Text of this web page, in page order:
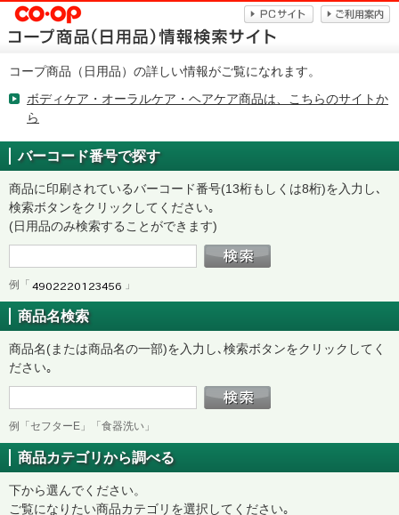
コープ商品（日用品）の詳しい情報がご覧になれます。
ボディケア・オーラルケア・ヘアケア商品は、こちらのサイトか
ら
バーコード番号で探す
商品に印刷されているバーコード番号(13桁もしくは8桁)を入力し､
検索ボタンをクリックしてください｡
(日用品のみ検索することができます)
例「 」
商品名検索
商品名(または商品名の一部)を入力し､検索ボタンをクリックしてく
ださい｡
例「セフターE」「食器洗い」
商品カテゴリから調べる
下から選んでください。
ご覧になりたい商品カテゴリを選択してください｡